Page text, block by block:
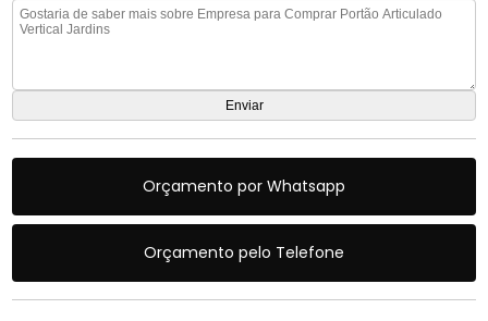
Orçamento por Whatsapp
Orçamento pelo Telefone